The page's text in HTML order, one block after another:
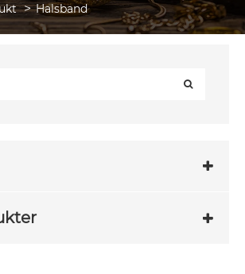
Halsband